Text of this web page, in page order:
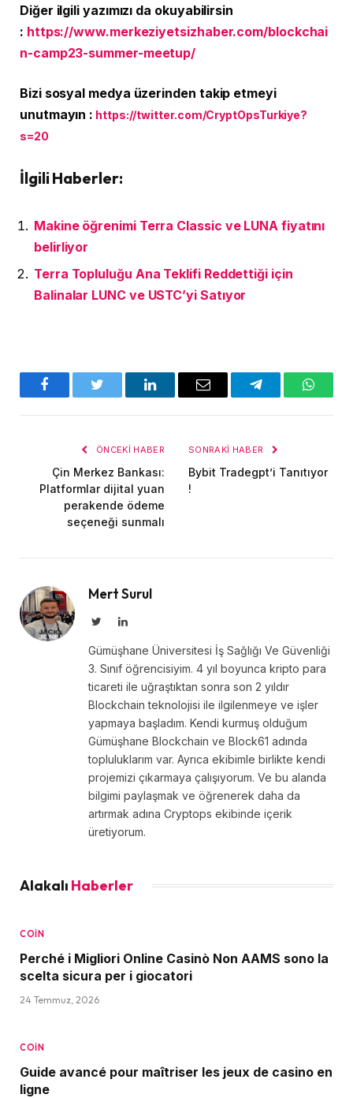
Diğer ilgili yazımızı da okuyabilirsin
: https://www.merkeziyetsizhaber.com/blockchai
n-camp23-summer-meetup/
Bizi sosyal medya üzerinden takip etmeyi
unutmayın : https://twitter.com/CryptOpsTurkiye?
s=20
İlgili Haberler:
Makine öğrenimi Terra Classic ve LUNA fiyatını
belirliyor
Terra Topluluğu Ana Teklifi Reddettiği için
Balinalar LUNC ve USTC’yi Satıyor
FacebookTwitter LinkedInE-
Telegram
ÖNCEKI HABER
Çin Merkez Bankası:
Platformlar dijital yuan
perakende ödeme
seçeneği sunmalı
SONRAKI HABER
Bybit Tradegpt’i Tanıtıyor
!
Mert Surul
TwitterLinkedIn
Gümüşhane Üniversitesi İş Sağlığı Ve Güvenliği
3. Sınıf öğrencisiyim. 4 yıl boyunca kripto para
ticareti ile uğraştıktan sonra son 2 yıldır
Blockchain teknolojisi ile ilgilenmeye ve işler
yapmaya başladım. Kendi kurmuş olduğum
Gümüşhane Blockchain ve Block61 adında
topluluklarım var. Ayrıca ekibimle birlikte kendi
projemizi çıkarmaya çalışıyorum. Ve bu alanda
bilgimi paylaşmak ve öğrenerek daha da
artırmak adına Cryptops ekibinde içerik
üretiyorum.
Alakalı Haberler
COIN
Perché i Migliori Online Casinò Non AAMS sono la
scelta sicura per i giocatori
24 Temmuz, 2026
COIN
Guide avancé pour maîtriser les jeux de casino en
ligne